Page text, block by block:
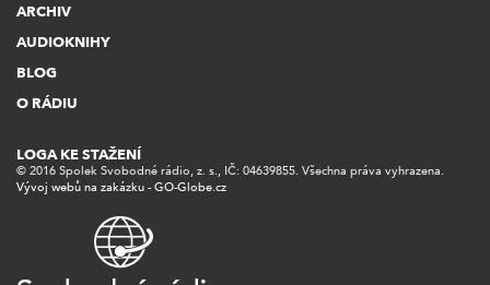
ARCHIV
AUDIOKNIHY
BLOG
O RÁDIU
© 2016 Spolek Svobodné rádio, z. s., IČ: 04639855. Všechna práva vyhrazena.
Vývoj webů na zakázku - GO-Globe.cz
LOGA KE STAŽENÍ